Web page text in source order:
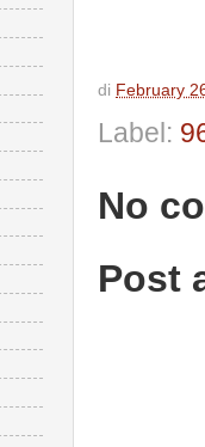
di February
Label:
No
Post